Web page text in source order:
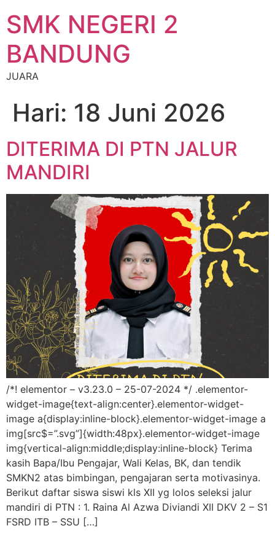
SMK NEGERI 2
BANDUNG
JUARA
Hari: 18 Juni 2026
DITERIMA DI PTN JALUR
MANDIRI
/*! elementor – v3.23.0 – 25-07-2024 */ .elementor-
widget-image{text-align:center}.elementor-widget-
image a{display:inline-block}.elementor-widget-image a
img[src$=”.svg”]{width:48px}.elementor-widget-image
img{vertical-align:middle;display:inline-block} Terima
kasih Bapa/Ibu Pengajar, Wali Kelas, BK, dan tendik
SMKN2 atas bimbingan, pengajaran serta motivasinya.
Berikut daftar siswa siswi kls XII yg lolos seleksi jalur
mandiri di PTN : 1. Raina Al Azwa Diviandi XII DKV 2 – S1
FSRD ITB – SSU […]